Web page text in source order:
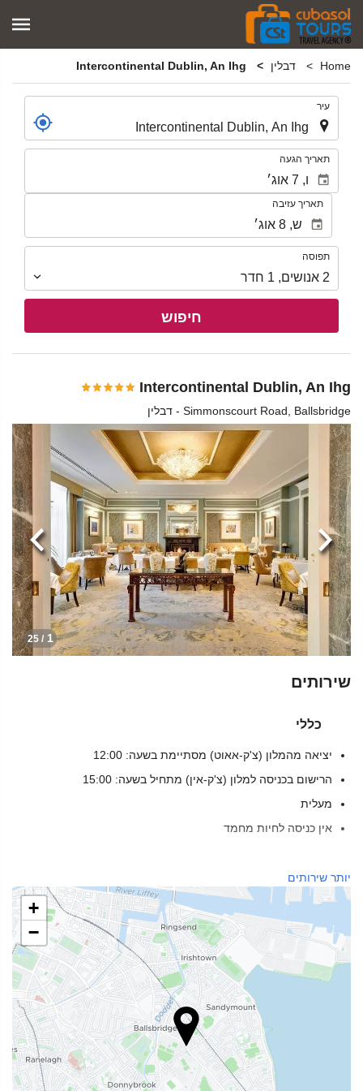
Home דבלין
עיר
תאריך הגעה
תאריך עזיבה
תפוסה
תפוסה
2 אנושים,
1 חדר
חיפוש
Intercontinental Dublin, An Ihg
Simmonscourt Road, Ballsbridge - דבלין
1
/ 25
הקודמת הבא
שירותים
כללי
יציאה מהמלון (צ'ק-אאוט) מסתיימת בשעה: 12:00
הרישום בכניסה למלון (צ'ק-אין) מתחיל בשעה: 15:00
מעלית
אין כניסה לחיות מחמד
ספא
חמאם
סאונה
מכון כושר
מזון ומשקאות
מסעדת א־לה־קארט
יותר שירותים
+
−